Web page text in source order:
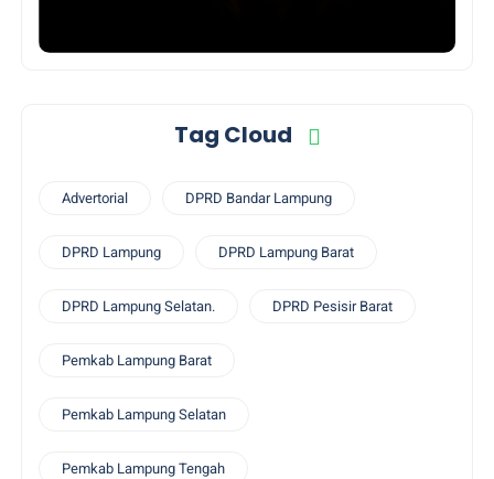
Tag Cloud
Advertorial DPRD Bandar Lampung
DPRD Lampung DPRD Lampung Barat
DPRD Lampung Selatan. DPRD Pesisir Barat
Pemkab Lampung Barat
Pemkab Lampung Selatan
Pemkab Lampung Tengah